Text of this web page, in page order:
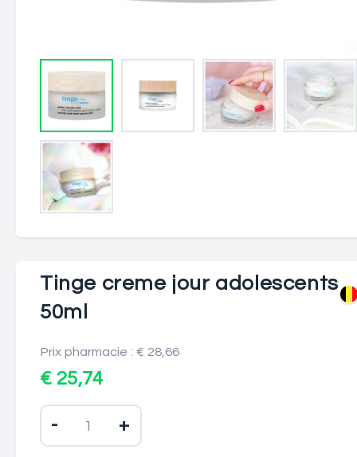
Tinge creme jour adolescents
50ml
Prix pharmacie : € 28,66
€ 25,74
- +